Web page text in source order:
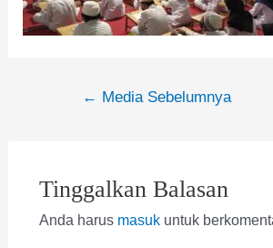
Navigasi
← Media Sebelumnya
Tinggalkan Balasan
Anda harus masukuntuk